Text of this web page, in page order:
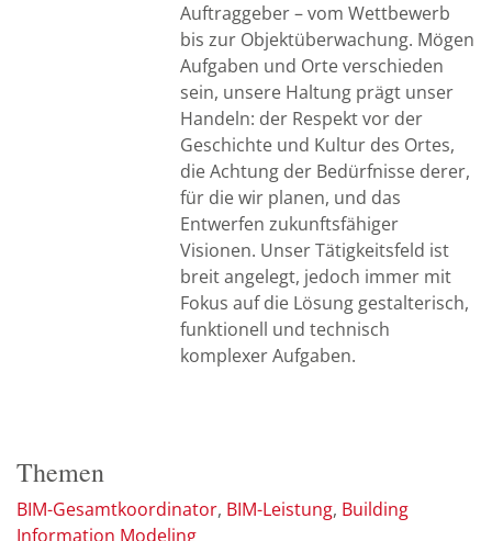
Auftraggeber – vom Wettbewerb
bis zur Objektüberwachung. Mögen
Aufgaben und Orte verschieden
sein, unsere Haltung prägt unser
Handeln: der Respekt vor der
Geschichte und Kultur des Ortes,
die Achtung der Bedürfnisse derer,
für die wir planen, und das
Entwerfen zukunftsfähiger
Visionen. Unser Tätigkeitsfeld ist
breit angelegt, jedoch immer mit
Fokus auf die Lösung gestalterisch,
funktionell und technisch
komplexer Aufgaben.
Themen
BIM-Gesamtkoordinator BIM-Leistung Building
Information Modeling